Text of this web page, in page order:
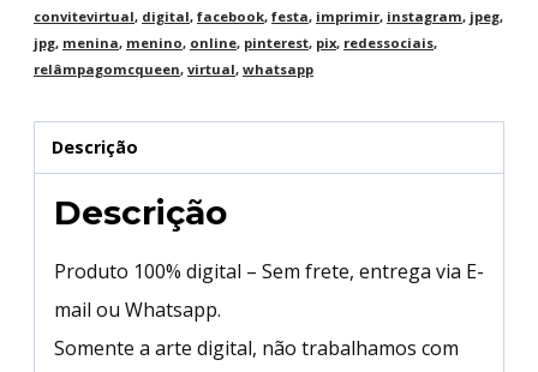
convitevirtual, digital, facebook, festa, imprimir, instagram, jpeg,
jpg, menina, menino, online, pinterest, pix, redessociais,
relâmpagomcqueen, virtual, whatsapp
Descrição
Descrição
Produto 100% digital – Sem frete, entrega via E-
mail ou Whatsapp.
Somente a arte digital, não trabalhamos com